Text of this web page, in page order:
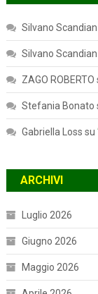
Silvano Scandian
Silvano Scandian
ZAGO ROBERTO
Stefania Bonato
Gabriella Loss su
ARCHIVI
Luglio 2026
Giugno 2026
Maggio 2026